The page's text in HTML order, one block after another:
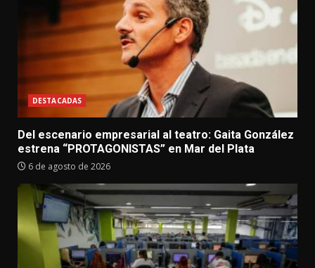
DESTACADAS
Del escenario empresarial al teatro: Gaita González
estrena “PROTAGONISTAS” en Mar del Plata
6 de agosto de 2026